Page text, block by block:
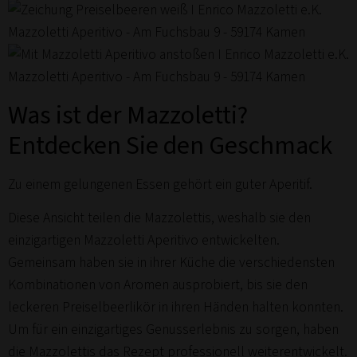
Was ist der Mazzoletti?
Entdecken Sie den Geschmack
Zu einem gelungenen Essen gehört ein guter Aperitif.
Diese Ansicht teilen die Mazzolettis, weshalb sie den
einzigartigen Mazzoletti Aperitivo entwickelten.
Gemeinsam haben sie in ihrer Küche die verschiedensten
Kombinationen von Aromen ausprobiert, bis sie den
leckeren Preiselbeerlikör in ihren Händen halten konnten.
Um für ein einzigartiges Genusserlebnis zu sorgen, haben
die Mazzolettis das Rezept professionell weiterentwickelt.